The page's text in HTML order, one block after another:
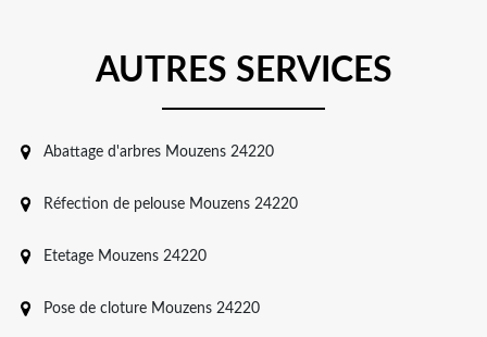
AUTRES SERVICES
Abattage d'arbres Mouzens 24220
Réfection de pelouse Mouzens 24220
Etetage Mouzens 24220
Pose de cloture Mouzens 24220